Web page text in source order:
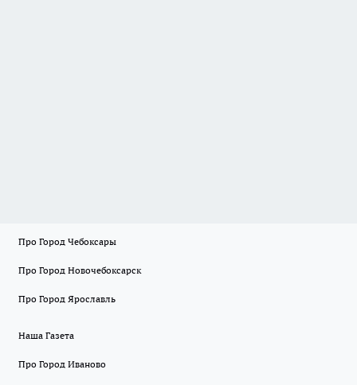
Про Город Чебоксары
Про Город Новочебоксарск
Про Город Ярославль
Наша Газета
Про Город Иваново